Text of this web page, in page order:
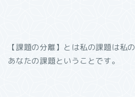
【課題の分離】とは私の課題は私
あなたの課題ということです。